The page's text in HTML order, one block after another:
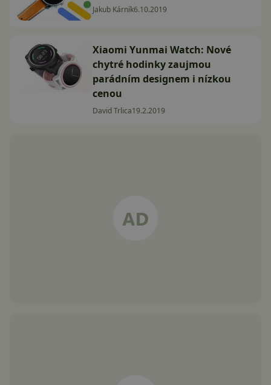
Jakub Kárník6.10.2019
Xiaomi Yunmai Watch: Nové
chytré hodinky zaujmou
parádním designem i nízkou
cenou
David Trlica19.2.2019